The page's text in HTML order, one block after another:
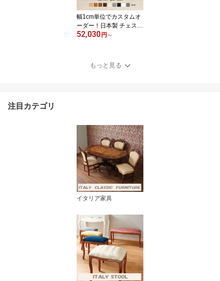
幅1cm単位でカスタムオ
ーダー！日本製 チェスト
タンス 完成品 【チョイ
クト ナチュラル 収納家
具 サイズオーダー家具
52,030 円 ～
もっと見る
注目カテゴリ
イタリア家具